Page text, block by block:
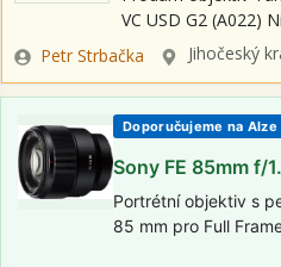
VC USD G2 (A022)
Upřednostňuji
předání.
Zadavatel
Petr Strbačka LokalitaJihočeský
Doporučujeme na Alze
Sony FE 85mm f/
Portrétní objektiv s
85 mm pro Full